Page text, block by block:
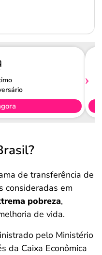
de transferência de
consideradas em
pobreza,
de vida.
pelo Ministério
da Caixa Econômica